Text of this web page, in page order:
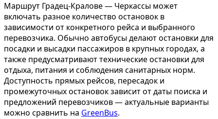
Маршрут Градец-Кралове — Черкассы может
включать разное количество остановок в
зависимости от конкретного рейса и выбранного
перевозчика. Обычно автобусы делают остановки для
посадки и высадки пассажиров в крупных городах, а
также предусматривают технические остановки для
отдыха, питания и соблюдения санитарных норм.
Доступность прямых рейсов, пересадок и
промежуточных остановок зависит от даты поиска и
предложений перевозчиков — актуальные варианты
можно сравнить на GreenBus.